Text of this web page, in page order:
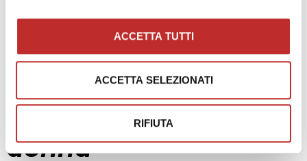
ACCETTA TUTTI
ACCETTA SELEZIONATI
RIFIUTA
Marianna Acito
Requiem per una
donna